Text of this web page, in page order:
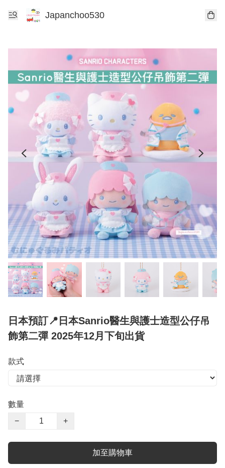
Japanchoo530
日本預訂📍日本Sanrio醫生與護士造型公仔吊
飾第二彈 2025年12月下旬出貨
款式
數量
−
+
加至購物車